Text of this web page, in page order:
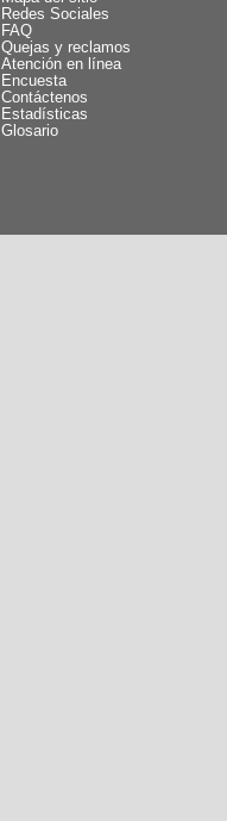
Redes Sociales
FAQ
Quejas y reclamos
Atención en línea
Encuesta
Contáctenos
Estadísticas
Glosario